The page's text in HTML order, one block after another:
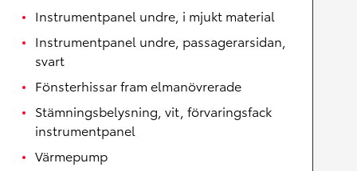
Instrumentpanel undre, i mjukt material
Instrumentpanel undre, passagerarsidan,
svart
Fönsterhissar fram elmanövrerade
Stämningsbelysning, vit, förvaringsfack
instrumentpanel
Värmepump